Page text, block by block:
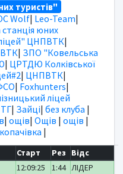
туристів"
Wolf| Leo-Team|
юних
ЦНПВТК|
| ЗПО "Ковельська
| ЦРТДЮ Колківської
| ЦНПВТК|
| Foxhunters|
ліцей
| Зайці| без клуба |
| ощів| Ощів | ощів |
копачівка |
Старт Рез
Відс
12:09:25 1:44 ЛІДЕР